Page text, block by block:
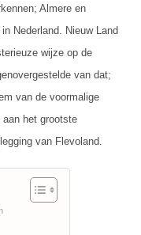
Almere en
Nederland. Nieuw Land
wijze op de
van dat;
van de voormalige
het grootste
van Flevoland.